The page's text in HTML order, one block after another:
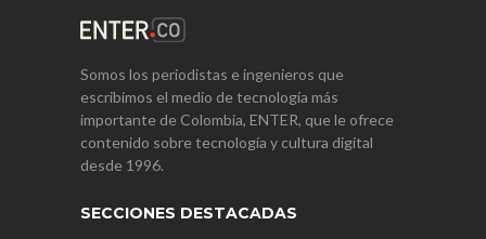
Somos los periodistas e ingenieros que
escribimos el medio de tecnología más
importante de Colombia, ENTER, que le ofrece
contenido sobre tecnología y cultura digital
desde 1996.
SECCIONES DESTACADAS